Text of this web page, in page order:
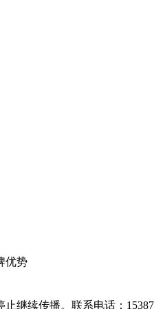
继续传播。联系电话：